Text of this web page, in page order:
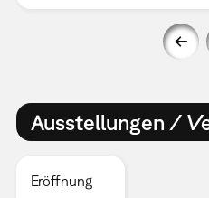
Ausstellungen /
Eröffnung